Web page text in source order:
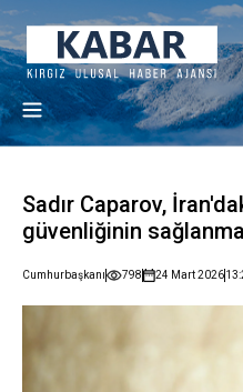
Sadır Caparov,
güvenliğinin
Cumhurbaşkanı 798 24 Mart 2026